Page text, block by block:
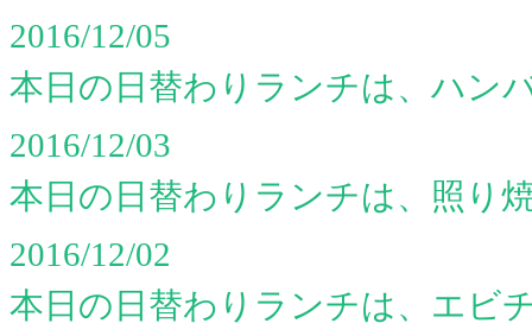
2016/12/05
本日の日替わりランチは、ハン
2016/12/03
本日の日替わりランチは、照り
2016/12/02
本日の日替わりランチは、エビ